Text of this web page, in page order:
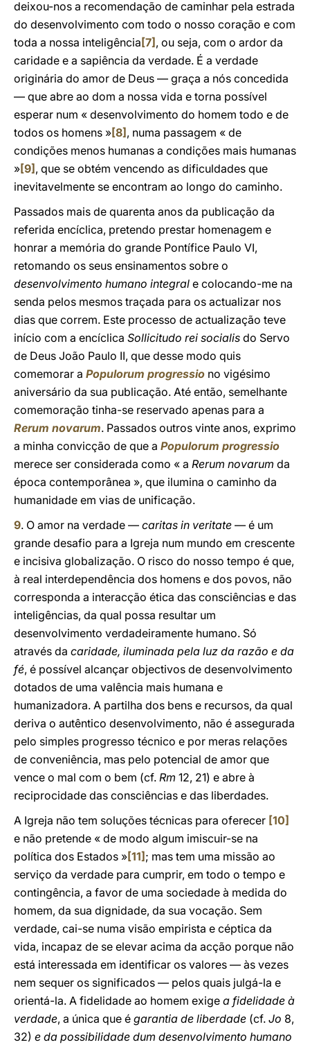
deixou-nos a recomendação de caminhar pela estrada
do desenvolvimento com todo o nosso coração e com
toda a nossa inteligência [7] , ou seja, com o ardor da
caridade e a sapiência da verdade. É a verdade
originária do amor de Deus — graça a nós concedida
— que abre ao dom a nossa vida e torna possível
esperar num « desenvolvimento do homem todo e de
todos os homens »[8] , numa passagem « de
condições menos humanas a condições mais humanas
»[9] , que se obtém vencendo as dificuldades que
inevitavelmente se encontram ao longo do caminho.
Passados mais de quarenta anos da publicação da
referida encíclica, pretendo prestar homenagem e
honrar a memória do grande Pontífice Paulo VI,
retomando os seus ensinamentos sobre o
desenvolvimento humano integral e colocando-me na
senda pelos mesmos traçada para os actualizar nos
dias que correm. Este processo de actualização teve
início com a encíclica Sollicitudo rei socialis do Servo
de Deus João Paulo II, que desse modo quis
comemorar a Populorum progressio no vigésimo
aniversário da sua publicação. Até então, semelhante
comemoração tinha-se reservado apenas para a
Rerum novarum. Passados outros vinte anos, exprimo
a minha convicção de que a Populorum progressio
merece ser considerada como « a Rerum novarum da
época contemporânea », que ilumina o caminho da
humanidade em vias de unificação.
9. O amor na verdade — caritas in veritate — é um
grande desafio para a Igreja num mundo em crescente
e incisiva globalização. O risco do nosso tempo é que,
à real interdependência dos homens e dos povos, não
corresponda a interacção ética das consciências e das
inteligências, da qual possa resultar um
desenvolvimento verdadeiramente humano. Só
através da caridade, iluminada pela luz da razão e da
fé, é possível alcançar objectivos de desenvolvimento
dotados de uma valência mais humana e
humanizadora. A partilha dos bens e recursos, da qual
deriva o autêntico desenvolvimento, não é assegurada
pelo simples progresso técnico e por meras relações
de conveniência, mas pelo potencial de amor que
vence o mal com o bem (cf. Rm 12, 21) e abre à
reciprocidade das consciências e das liberdades.
A Igreja não tem soluções técnicas para oferecer [10]
e não pretende « de modo algum imiscuir-se na
política dos Estados »[11] ; mas tem uma missão ao
serviço da verdade para cumprir, em todo o tempo e
contingência, a favor de uma sociedade à medida do
homem, da sua dignidade, da sua vocação. Sem
verdade, cai-se numa visão empirista e céptica da
vida, incapaz de se elevar acima da acção porque não
está interessada em identificar os valores — às vezes
nem sequer os significados — pelos quais julgá-la e
orientá-la. A fidelidade ao homem exige a fidelidade à
verdade, a única que é garantia de liberdade (cf. Jo 8,
32) e da possibilidade dum desenvolvimento humano